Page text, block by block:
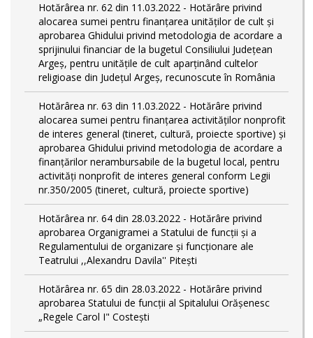
Hotărârea nr. 62 din 11.03.2022 - Hotărâre privind
alocarea sumei pentru finanțarea unităților de cult și
aprobarea Ghidului privind metodologia de acordare a
sprijinului financiar de la bugetul Consiliului Judeţean
Argeş, pentru unităţile de cult aparţinând cultelor
religioase din Judeţul Argeş, recunoscute în România
Hotărârea nr. 63 din 11.03.2022 - Hotărâre privind
alocarea sumei pentru finanțarea activităților nonprofit
de interes general (tineret, cultură, proiecte sportive) și
aprobarea Ghidului privind metodologia de acordare a
finanţărilor nerambursabile de la bugetul local, pentru
activităţi nonprofit de interes general conform Legii
nr.350/2005 (tineret, cultură, proiecte sportive)
Hotărârea nr. 64 din 28.03.2022 - Hotărâre privind
aprobarea Organigramei a Statului de funcţii și a
Regulamentului de organizare și funcționare ale
Teatrului ,,Alexandru Davila'' Pitești
Hotărârea nr. 65 din 28.03.2022 - Hotărâre privind
aprobarea Statului de funcţii al Spitalului Orășenesc
„Regele Carol I" Costești